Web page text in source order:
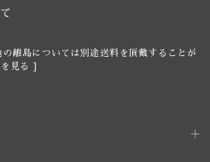
離島については別途送料を頂戴することが
見る